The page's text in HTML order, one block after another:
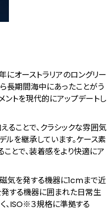
にオーストラリアのロングリー
長期間海中にあったことがう
ントを現代的にアップデートし
ることで、クラシックな雰囲気
ルを継承しています。ケース素
とで、装着感をより快適にア
気を発する機器に1cmまで近
発する機器に囲まれた日常生
、ISO※３規格に準拠する